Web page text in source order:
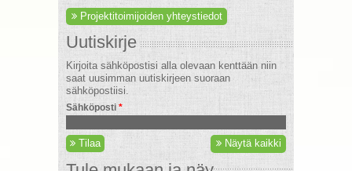
Projektitoimijoiden yhteystiedot
Uutiskirje
Kirjoita sähköpostisi alla olevaan kenttään niin
saat uusimman uutiskirjeen suoraan
sähköpostiisi.
Sähköposti *
Tilaa Näytä kaikki